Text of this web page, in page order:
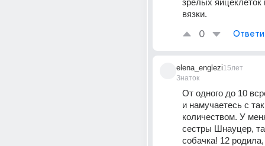
зрелых яйцеклеток
вязки.
0
elena_englezi
Знаток
15лет
От одного до 10
и намучаетесь с
количеством. У
сестры Шнауцер,
собачка! 12